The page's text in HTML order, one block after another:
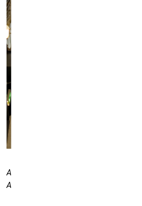
Andrew Logan.
American Visionary Art Museum